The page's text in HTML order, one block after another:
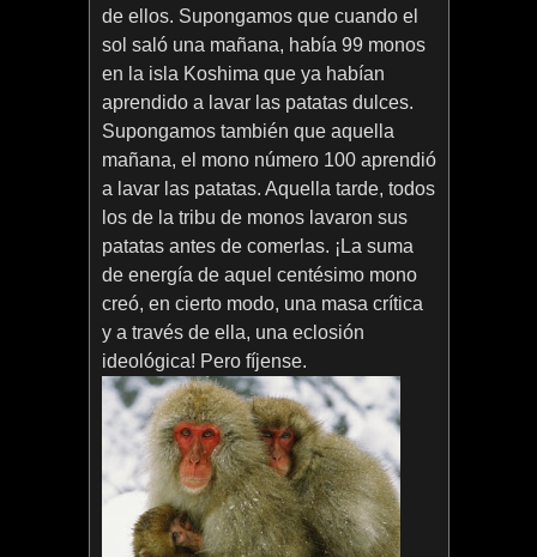
de ellos. Supongamos que cuando el
sol saló una mañana, había 99 monos
en la isla Koshima que ya habían
aprendido a lavar las patatas dulces.
Supongamos también que aquella
mañana, el mono número 100 aprendió
a lavar las patatas. Aquella tarde, todos
los de la tribu de monos lavaron sus
patatas antes de comerlas. ¡La suma
de energía de aquel centésimo mono
creó, en cierto modo, una masa crítica
y a través de ella, una eclosión
ideológica! Pero fíjense.